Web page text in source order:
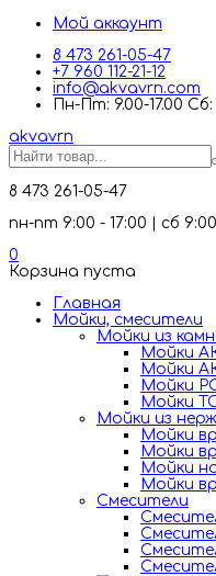
Мой аккаунт
8 473 261-05-47
+7 960 112-21-12
info@akvavrn.com
Пн-Пт: 9.00-17.00 Сб:
akvavrn
8 473 261-05-47
пн-пт 9:00 - 17:00 | сб
0
Корзина пуста
Главная
Мойки, смесители
Mойки из
Мойки
Мойки
Мойки
Мойки
Мойки из
Мойки
Мойки
Мойки
Мойки
Смесители